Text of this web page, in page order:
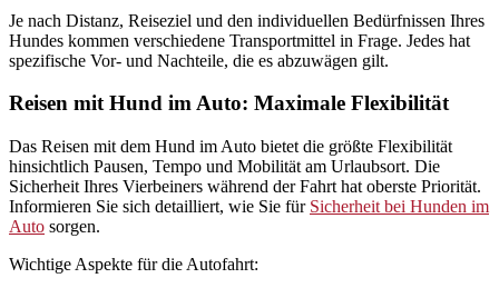
Je nach Distanz, Reiseziel und den individuellen Bedürfnissen Ihres
Hundes kommen verschiedene Transportmittel in Frage. Jedes hat
spezifische Vor- und Nachteile, die es abzuwägen gilt.
Reisen mit Hund im Auto: Maximale Flexibilität
Das Reisen mit dem Hund im Auto bietet die größte Flexibilität
hinsichtlich Pausen, Tempo und Mobilität am Urlaubsort. Die
Sicherheit Ihres Vierbeiners während der Fahrt hat oberste Priorität.
Informieren Sie sich detailliert, wie Sie für Sicherheit bei Hunden im
Auto sorgen.
Wichtige Aspekte für die Autofahrt: